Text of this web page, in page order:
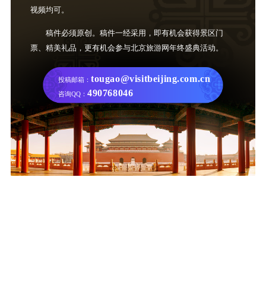
视频均可。
稿件必须原创。稿件一经采用，即有机会获得景区门
票、精美礼品，更有机会参与北京旅游网年终盛典活动。
投稿邮箱： tougao@visitbeijing.com.cn
咨询QQ： 490768046